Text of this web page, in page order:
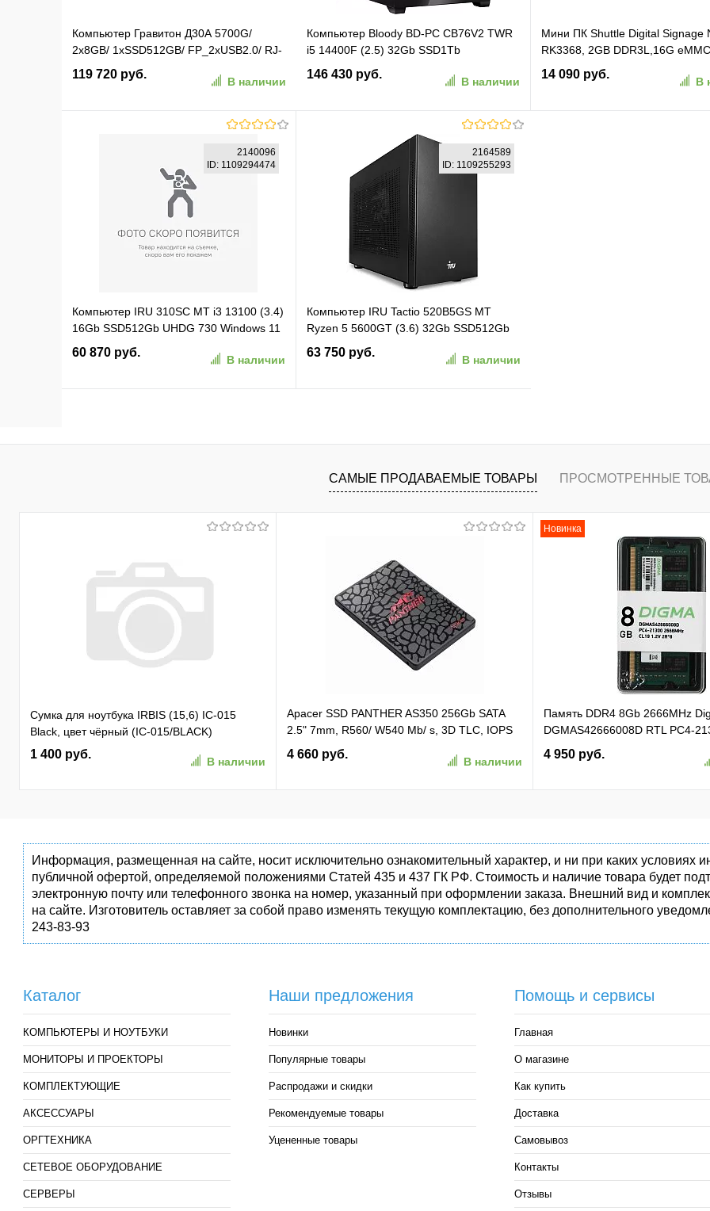
Компьютер Гравитон Д30А 5700G/
2x8GB/ 1xSSD512GB/ FP_2xUSB2.0/ RJ-
45POE/ 250W/ K+M/ NoOS/ 3YST
(Д30А_226692)
119 720 руб.
В наличии
Компьютер Bloody BD-PC CB76V2 TWR
i5 14400F (2.5) 32Gb SSD1Tb
RTX5060TI 8Gb Windows 11 Home 64
2.5xGbitEth WiFi BT 750W черный (RUS)
146 430 руб.
В наличии
В корзину
В избранное
Мини ПК Shuttle Digital Signage
RK3368, 2GB DDR3L,16G
2.5” SATA HDD/ SSD and SD,
(74R-NS02V2-005-SHU-001)
14 090 руб.
В
2140096
ID: 1109294474
Компьютер IRU 310SC MT i3 13100 (3.4)
16Gb SSD512Gb UHDG 730 Windows 11
Pro GbitEth 200W черный (2140096)
60 870 руб.
В наличии
2164589
ID: 1109255293
Компьютер IRU Tactio 520B5GS MT
Ryzen 5 5600GT (3.6) 32Gb SSD512Gb
RGr без ОС GbitEth 500W черный (RUS)
(2164589)
63 750 руб.
В наличии
В избранное К сравнению
САМЫЕ ПРОДАВАЕМЫЕ ТОВАРЫ ПРОСМОТРЕННЫЕ
Сумка для ноутбука IRBIS (15,6) IC-015
Black, цвет чёрный (IC-015/BLACK)
1 400 руб.
В наличии
Apacer SSD PANTHER AS350 256Gb SATA
2.5" 7mm, R560/ W540 Mb/ s, 3D TLC, IOPS
81K/ 74K, MTBF 1,5M, 180TBW,
(AP256GAS350-1)
4 660 руб.
В наличии
Новинка
Память DDR4 8Gb 2666MHz
DGMAS42666008D RTL PC4-
SO-DIMM 260-pin 1.2В dual rank
4 950 руб.
Информация, размещенная на сайте, носит исключительно ознакомительный характер, и ни при каких
публичной офертой, определяемой положениями Статей 435 и 437 ГК РФ. Стоимость и наличие товара будет
электронную почту или телефонного звонка на номер, указанный при оформлении заказа. Внешний вид и
на сайте. Изготовитель оставляет за собой право изменять текущую комплектацию, без дополнительного
243-83-93
Каталог
КОМПЬЮТЕРЫ И НОУТБУКИ
МОНИТОРЫ И ПРОЕКТОРЫ
КОМПЛЕКТУЮЩИЕ
АКСЕССУАРЫ
ОРГТЕХНИКА
СЕТЕВОЕ ОБОРУДОВАНИЕ
СЕРВЕРЫ
Наши предложения
Новинки
Популярные товары
Распродажи и скидки
Рекомендуемые товары
Уцененные товары
Помощь и сервисы
Главная
О магазине
Как купить
Доставка
Самовывоз
Контакты
Отзывы